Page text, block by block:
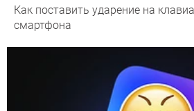
Как поставить ударение на
смартфона